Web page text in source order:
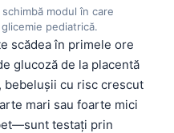
modul în care
pediatrică.
scădea în primele ore
glucoză de la placentă
bebelușii cu risc crescut
mari sau foarte mici
testați prin